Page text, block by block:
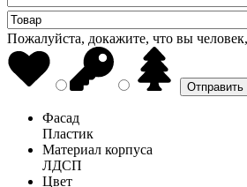
Пожалуйста, докажите, что вы
Фасад
Пластик
Материал корпуса
ЛДСП
Цвет